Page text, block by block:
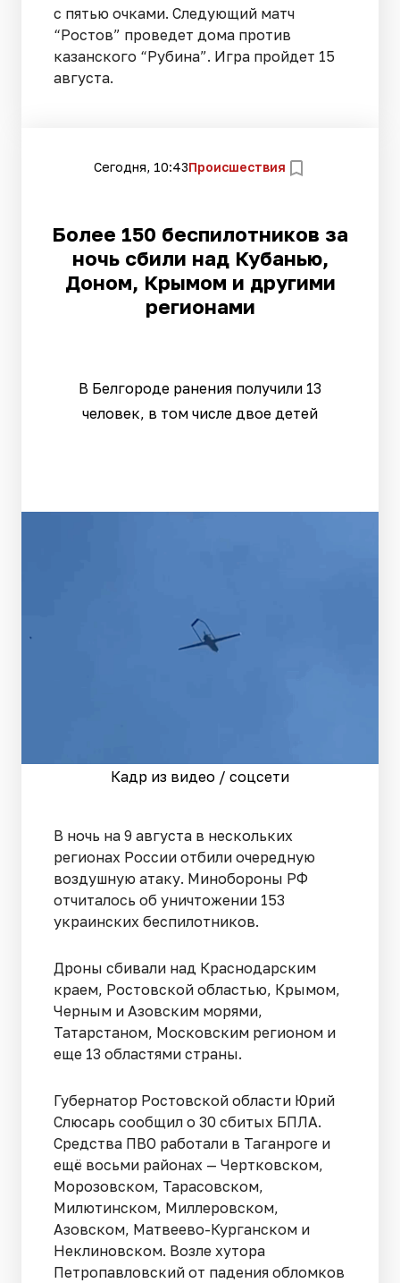
с пятью очками. Следующий матч
“Ростов” проведет дома против
казанского “Рубина”. Игра пройдет 15
августа.
Сегодня, 10:43Происшествия
Более 150 беспилотников за
ночь сбили над Кубанью,
Доном, Крымом и другими
регионами
В Белгороде ранения получили 13
человек, в том числе двое детей
Кадр из видео / соцсети
В ночь на 9 августа в нескольких
регионах России отбили очередную
воздушную атаку. Минобороны РФ
отчиталось об уничтожении 153
украинских беспилотников.
Дроны сбивали над Краснодарским
краем, Ростовской областью, Крымом,
Черным и Азовским морями,
Татарстаном, Московским регионом и
еще 13 областями страны.
Губернатор Ростовской области Юрий
Слюсарь сообщил о 30 сбитых БПЛА.
Средства ПВО работали в Таганроге и
ещё восьми районах — Чертковском,
Морозовском, Тарасовском,
Милютинском, Миллеровском,
Азовском, Матвеево-Курганском и
Неклиновском. Возле хутора
Петропавловский от падения обломков